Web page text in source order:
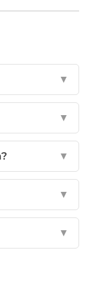
▼
▼
▼
▼
▼